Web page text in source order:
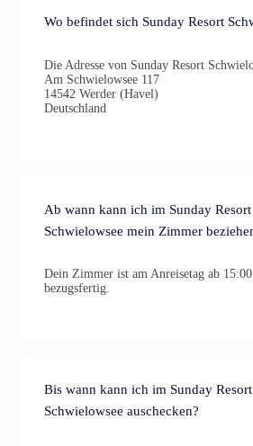
Wo befindet sich Sunday Resort
Die Adresse von Sunday Resort
Am Schwielowsee 117
14542 Werder (Havel)
Deutschland
Ab wann kann ich im Sunday Resort
Schwielowsee mein Zimmer
Dein Zimmer ist am Anreisetag ab
bezugsfertig.
Bis wann kann ich im Sunday Resort
Schwielowsee auschecken?